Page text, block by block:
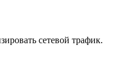
сетевой трафик.